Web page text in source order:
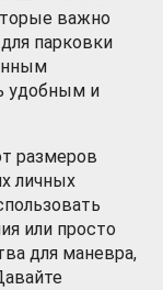
важно
парковки
удобным и
размеров
личных
или просто
для маневра,